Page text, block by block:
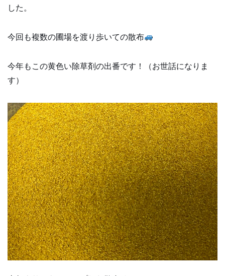
した。
今回も複数の圃場を渡り歩いての散布
今年もこの黄色い除草剤の出番です！（お世話になりま
す）